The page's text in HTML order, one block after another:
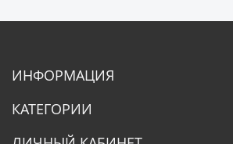
ИНФОРМАЦИЯ
КАТЕГОРИИ